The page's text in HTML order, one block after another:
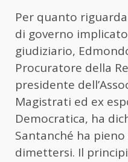
Per quanto
di governo
giudiziario,
Procuratore della
presidente
Magistrati ed ex
Democratica, ha
Santanché ha
dimettersi. Il